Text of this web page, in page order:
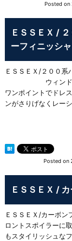
Posted on
ＥＳＳＥＸ /
ーフィニッシ
ＥＳＳＥ
ウィンドーフィ
ワンポイントでドレ
ンがさりげなくレー
Posted on
ＥＳＳＥＸ /
ＥＳＳＥＸ/カーボン
ロントスポイラーに
もスタイリッシュな